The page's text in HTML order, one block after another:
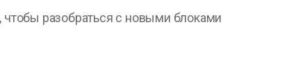
разобраться с новыми блоками